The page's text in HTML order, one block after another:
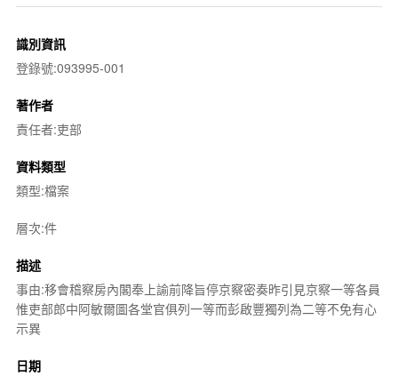
識別資訊
登錄號:093995-001
著作者
責任者:吏部
資料類型
類型:檔案
層次:件
描述
事由:移會稽察房內閣奉上諭前降旨停京察密奏昨引見京察一等各員
惟吏部郎中阿敏爾圖各堂官俱列一等而彭啟豐獨列為二等不免有心
示異
日期